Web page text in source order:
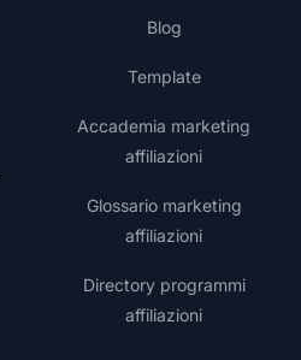
Blog
Template
Accademia marketing
affiliazioni
Glossario marketing
affiliazioni
Directory programmi
affiliazioni